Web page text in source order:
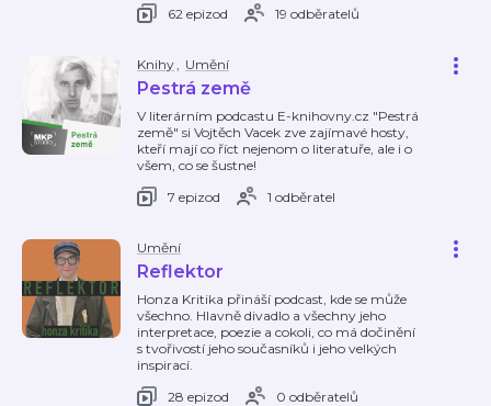
62 epizod
19 odběratelů
Knihy, Umění
Pestrá země
V literárním podcastu E-knihovny.cz "Pestrá
země" si Vojtěch Vacek zve zajímavé hosty,
kteří mají co říct nejenom o literatuře, ale i o
všem, co se šustne!
7 epizod
1 odběratel
Umění
Reflektor
Honza Kritika přináší podcast, kde se může
všechno. Hlavně divadlo a všechny jeho
interpretace, poezie a cokoli, co má dočinění
s tvořivostí jeho současníků i jeho velkých
inspirací.
28 epizod
0 odběratelů